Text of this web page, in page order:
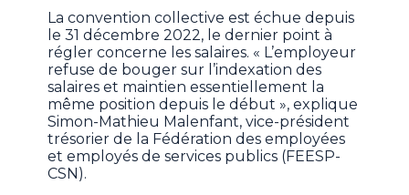
La convention collective est échue depuis
le 31 décembre 2022, le dernier point à
régler concerne les salaires. « L’employeur
refuse de bouger sur l’indexation des
salaires et maintien essentiellement la
même position depuis le début », explique
Simon-Mathieu Malenfant, vice-président
trésorier de la Fédération des employées
et employés de services publics (FEESP-
CSN).